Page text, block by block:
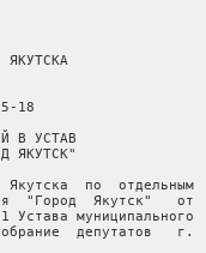
ЯКУТСКА
18
В УСТАВ
ЯКУТСК"
Якутска  по  отдельным
"Город  Якутск"   от
Устава муниципального
депутатов   г.